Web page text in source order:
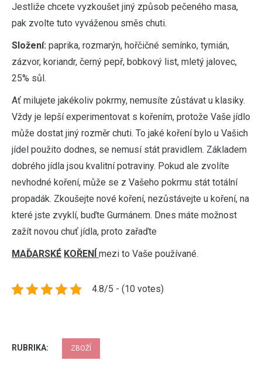
Jestliže chcete vyzkoušet jiný způsob pečeného masa,
pak zvolte tuto vyváženou směs chuti.
Složení: paprika, rozmarýn, hořčičné semínko, tymián,
zázvor, koriandr, černý pepř, bobkový list, mletý jalovec,
25% sůl.
Ať milujete jakékoliv pokrmy, nemusíte zůstávat u klasiky.
Vždy je lepší experimentovat s kořením, protože Vaše jídlo
může dostat jiný rozměr chuti. To jaké koření bylo u Vašich
jídel použito dodnes, se nemusí stát pravidlem. Základem
dobrého jídla jsou kvalitní potraviny. Pokud ale zvolíte
nevhodné koření, může se z Vašeho pokrmu stát totální
propadák. Zkoušejte nové koření, nezůstávejte u koření, na
které jste zvyklí, buďte Gurmánem. Dnes máte možnost
zažít novou chuť jídla, proto zařaďte
MAĎARSKÉ KOŘENÍ mezi to Vaše používané.
4.8/5 - (10 votes)
RUBRIKA: ZBOŽÍ